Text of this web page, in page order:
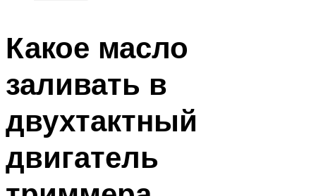
Какое масло
заливать в
двухтактный
двигатель